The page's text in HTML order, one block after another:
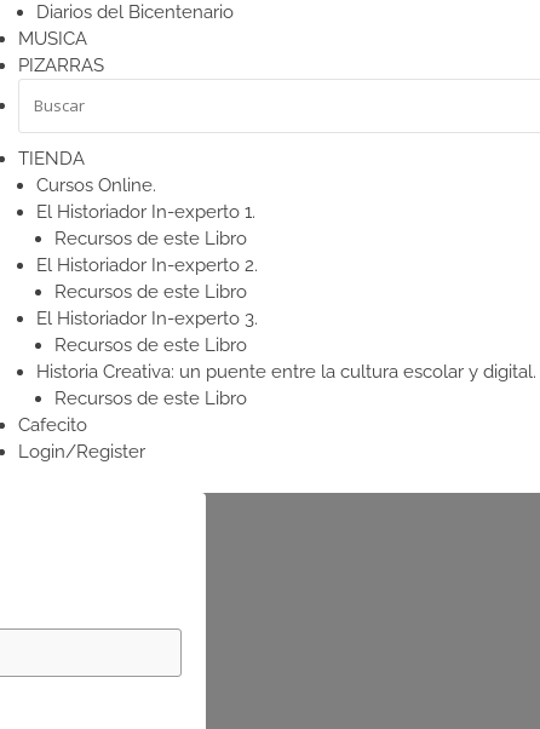
Diarios del Bicentenario
MUSICA
PIZARRAS
TIENDA
Cursos Online.
El Historiador In-experto 1.
Recursos de este Libro
El Historiador In-experto 2.
Recursos de este Libro
El Historiador In-experto 3.
Recursos de este Libro
Historia Creativa: un puente entre la cultura escolar y digital.
Recursos de este Libro
Cafecito
Login/Register